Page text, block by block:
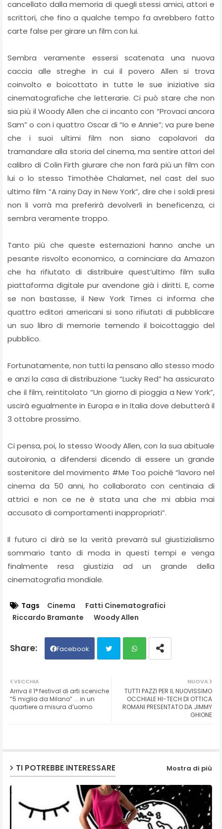
cancellato dalla memoria di quegli stessi amici, attori e
scrittori, che fino a qualche tempo fa avrebbero fatto
carte false per girare un film con lui.
Sembra veramente essersi scatenata una nuova
caccia alle streghe in cui il povero Allen si trova
coinvolto e boicottato in tutte le sue iniziative sia
cinematografiche che letterarie. Ci può stare che non
sia più il Woody Allen che ci incanto con “Provaci ancora
Sam” o con i quattro Oscar di “Io e Annie”; va pure bene
che i suoi ultimi film non siano capolavori da
tramandare alla storia del cinema, ma sentire attori del
calibro di Colin Firth giurare che non farà più un film con
lui o lo stesso Timothèe Chalamet, nel cast del suo
ultimo film “A rainy Day in New York”, dire che i soldi presi
non li vorrà ma preferirà devolverli in beneficenza, ci
sembra veramente troppo.
Tanto più che queste esternazioni hanno anche un
pesante risvolto economico, a cominciare da Amazon
che ha rifiutato di distribuire quest’ultimo film sulla
piattaforma digitale pur avendone già i diritti. E, come
se non bastasse, il New York Times ci informa che
quattro editori americani si sono rifiutati di pubblicare
un suo libro di memorie temendo il boicottaggio del
pubblico.
Fortunatamente, non tutti la pensano allo stesso modo
e anzi la casa di distribuzione “Lucky Red” ha assicurato
che il film, reintitolato “Un giorno di pioggia a New York”,
uscirà egualmente in Europa e in Italia dove debutterà il
3 ottobre prossimo.
Ci pensa, poi, lo stesso Woody Allen, con la sua abituale
autoironia, a difendersi dicendo di essere un grande
sostenitore del movimento #Me Too poiché “lavoro nel
cinema da 50 anni, ho collaborato con centinaia di
attrici e non ce ne è stata una che mi abbia mai
accusato di comportamenti inappropriati”.
Il futuro ci dirà se la verità prevarrà sul giustizialismo
sommario tanto di moda in questi tempi e venga
finalmente resa giustizia ad un grande della
cinematografia mondiale.
Tags Cinema
Fatti Cinematografici
Riccardo Bramante
Woody Allen
Facebook
ter ats
NUOVA
TUTTI PAZZI PER IL NUOVISSIMO
OCCHIALE HI-TECH DI OTTICA
ROMANI PRESENTATO DA JIMMY
GHIONE
VECCHIA
Arriva il 1° festival di arti sceniche
“5 miglia da Milano” ... in un
quartiere a misura d’uomo
TI POTREBBE INTERESSARE Mostra di più